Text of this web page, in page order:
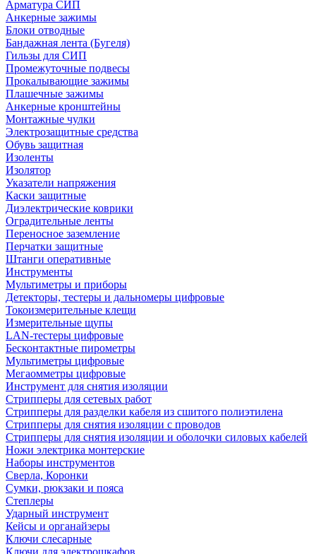
Арматура СИП
Анкерные зажимы
Блоки отводные
Бандажная лента (Бугеля)
Гильзы для СИП
Промежуточные подвесы
Прокалывающие зажимы
Плашечные зажимы
Анкерные кронштейны
Монтажные чулки
Электрозащитные средства
Обувь защитная
Изоленты
Изолятор
Указатели напряжения
Каски защитные
Диэлектрические коврики
Оградительные ленты
Переносное заземление
Перчатки защитные
Штанги оперативные
Инструменты
Мультиметры и приборы
Детекторы, тестеры и дальномеры цифровые
Токоизмерительные клещи
Измерительные щупы
LAN-тестеры цифровые
Бесконтактные пирометры
Мультиметры цифровые
Мегаомметры цифровые
Инструмент для снятия изоляции
Стрипперы для сетевых работ
Стрипперы для разделки кабеля из сшитого полиэтилена
Cтрипперы для снятия изоляции с проводов
Стрипперы для снятия изоляции и оболочки силовых кабелей
Ножи электрика монтерские
Наборы инструментов
Сверла, Коронки
Сумки, рюкзаки и пояса
Степлеры
Ударный инструмент
Кейсы и органайзеры
Ключи слесарные
Ключи для электрошкафов